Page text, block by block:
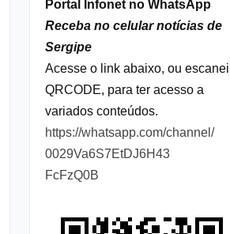
Portal Infonet no WhatsApp
Receba no celular notícias de
Sergipe
Acesse o link abaixo, ou
QRCODE, para ter acesso a
variados conteúdos.
https://whatsapp.com/channel/
0029Va6S7EtDJ6H43
FcFzQ0B